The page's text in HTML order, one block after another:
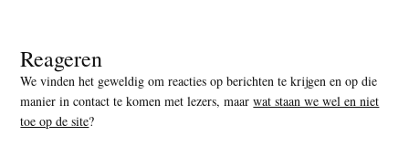
Reageren
We vinden het geweldig om reacties op berichten te krijgen en op die
manier in contact te komen met lezers, maarwat staan we wel en niet
toe op de site?